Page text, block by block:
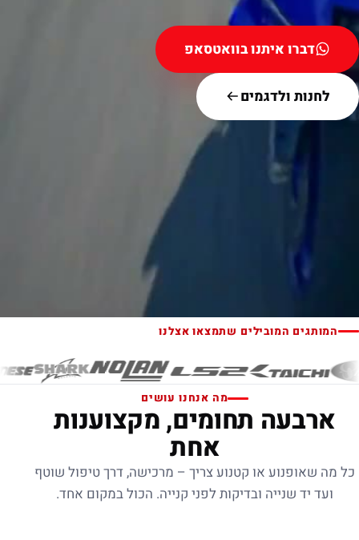
דברו איתנו בוואטסאפ
לחנות ולדגמים
המותגים המובילים שתמצאו אצלנו
מה אנחנו עושים
ארבעה תחומים, מקצוענות
אחת
כל מה שאופנוע או קטנוע צריך – מרכישה, דרך טיפול שוטף
ועד יד שנייה ובדיקות לפני קנייה. הכול במקום אחד.